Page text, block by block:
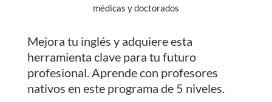
médicas y doctorados
Mejora tu inglés y adquiere esta
herramienta clave para tu futuro
profesional. Aprende con profesores
nativos en este programa de 5 niveles.